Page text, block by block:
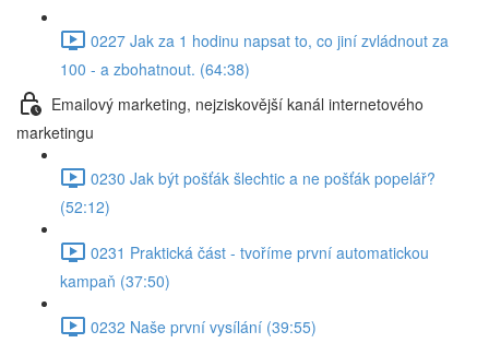
0227 Jak za 1 hodinu napsat to, co jiní zvládnout za
100 - a zbohatnout. (64:38)
Emailový marketing, nejziskovější kanál internetového
marketingu
0230 Jak být pošťák šlechtic a ne pošťák popelář?
(52:12)
0231 Praktická část - tvoříme první automatickou
kampaň (37:50)
0232 Naše první vysílání (39:55)